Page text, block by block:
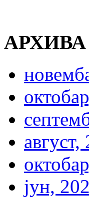
АРХИВА
август,
јун,